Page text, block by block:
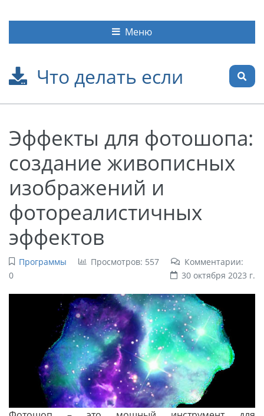
Что делать если
Меню
Эффекты для фотошопа:
создание живописных
изображений и
фотореалистичных
эффектов
Программы Просмотров: 557
Комментарии:
0
30 октября 2023 г.